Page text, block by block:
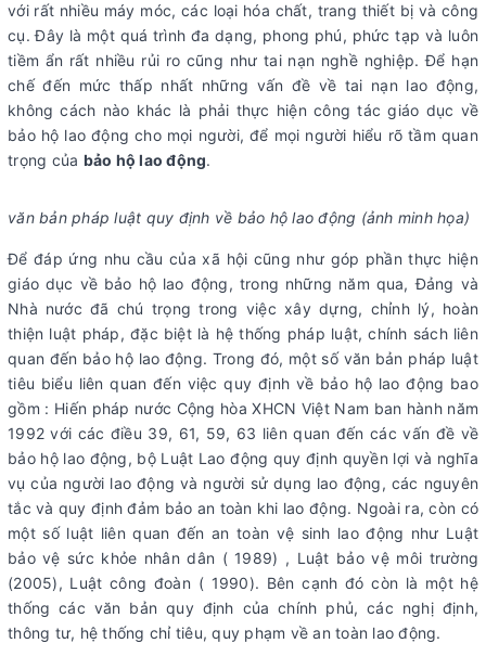
với rất nhiều máy móc, các loại hóa chất, trang thiết bị và công
cụ. Đây là một quá trình đa dạng, phong phú, phức tạp và luôn
tiềm ẩn rất nhiều rủi ro cũng như tai nạn nghề nghiệp. Để hạn
chế đến mức thấp nhất những vấn đề về tai nạn lao động,
không cách nào khác là phải thực hiện công tác giáo dục về
bảo hộ lao động cho mọi người, để mọi người hiểu rõ tầm quan
trọng của bảo hộ lao động.
văn bản pháp luật quy định về bảo hộ lao động (ảnh minh họa)
Để đáp ứng nhu cầu của xã hội cũng như góp phần thực hiện
giáo dục về bảo hộ lao động, trong những năm qua, Đảng và
Nhà nước đã chú trọng trong việc xây dựng, chỉnh lý, hoàn
thiện luật pháp, đặc biệt là hệ thống pháp luật, chính sách liên
quan đến bảo hộ lao động. Trong đó, một số văn bản pháp luật
tiêu biểu liên quan đến việc quy định về bảo hộ lao động bao
gồm : Hiến pháp nước Cộng hòa XHCN Việt Nam ban hành năm
1992 với các điều 39, 61, 59, 63 liên quan đến các vấn đề về
bảo hộ lao động, bộ Luật Lao động quy định quyền lợi và nghĩa
vụ của người lao động và người sử dụng lao động, các nguyên
tắc và quy định đảm bảo an toàn khi lao động. Ngoài ra, còn có
một số luật liên quan đến an toàn vệ sinh lao động như Luật
bảo vệ sức khỏe nhân dân ( 1989) , Luật bảo vệ môi trường
(2005), Luật công đoàn ( 1990). Bên cạnh đó còn là một hệ
thống các văn bản quy định của chính phủ, các nghị định,
thông tư, hệ thống chỉ tiêu, quy phạm về an toàn lao động.